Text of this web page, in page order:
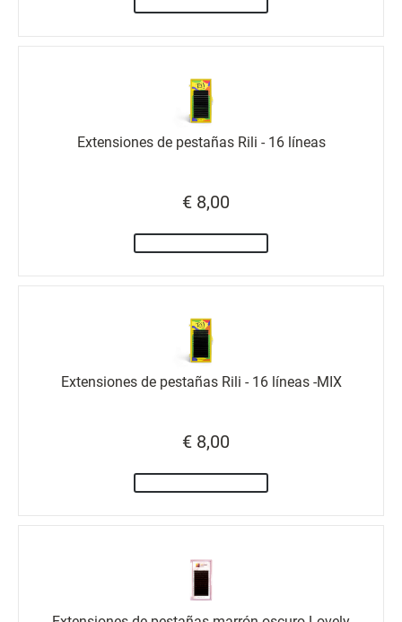
Extensiones de pestañas Rili - 16 líneas
€ 8,00
Extensiones de pestañas Rili - 16 líneas -MIX
€ 8,00